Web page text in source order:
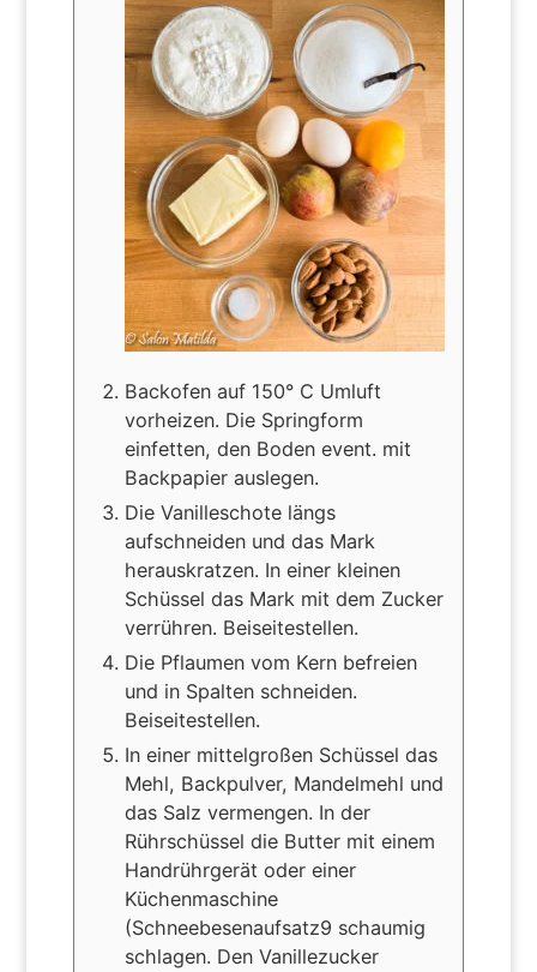
Backofen auf 150° C Umluft
vorheizen. Die Springform
einfetten, den Boden event. mit
Backpapier auslegen.
Die Vanilleschote längs
aufschneiden und das Mark
herauskratzen. In einer kleinen
Schüssel das Mark mit dem Zucker
verrühren. Beiseitestellen.
Die Pflaumen vom Kern befreien
und in Spalten schneiden.
Beiseitestellen.
In einer mittelgroßen Schüssel das
Mehl, Backpulver, Mandelmehl und
das Salz vermengen. In der
Rührschüssel die Butter mit einem
Handrührgerät oder einer
Küchenmaschine
(Schneebesenaufsatz9 schaumig
schlagen. Den Vanillezucker